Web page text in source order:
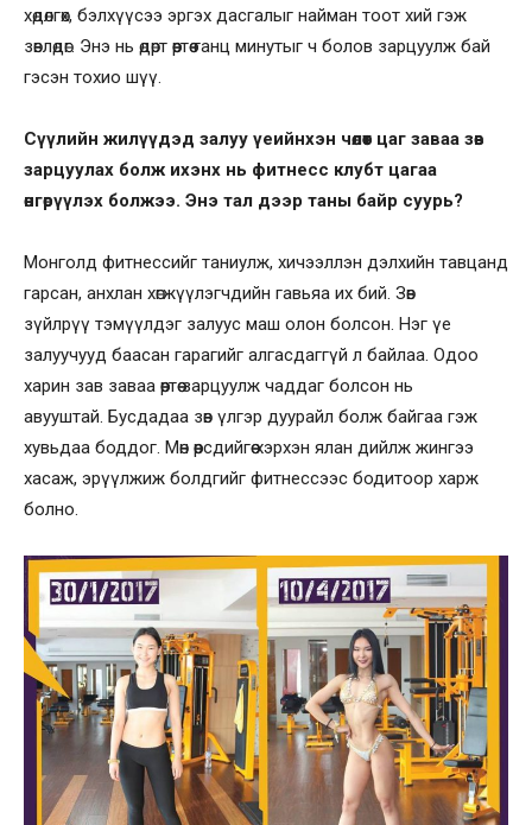
хөдөлгөх, бэлхүүсээ эргэх дасгалыг найман тоот хий гэж
зөвлөдөг. Энэ нь өдөрт өөртөө ганц минутыг ч болов зарцуулж бай
гэсэн тохио шүү.
Сүүлийн жилүүдэд залуу үеийнхэн чөлөөт цаг заваа зөв
зарцуулах болж ихэнх нь фитнесс клубт цагаа
өнгөрүүлэх болжээ. Энэ тал дээр таны байр суурь?
Монголд фитнессийг таниулж, хичээллэн дэлхийн тавцанд
гарсан, анхлан хөгжүүлэгчдийн гавьяа их бий. Зөв
зүйлрүү тэмүүлдэг залуус маш олон болсон. Нэг үе
залуучууд баасан гарагийг алгасдаггүй л байлаа. Одоо
харин зав заваа өөртөө зарцуулж чаддаг болсон нь
авууштай. Бусдадаа зөв үлгэр дуурайл болж байгаа гэж
хувьдаа боддог. Мөн өөрсдийгөө хэрхэн ялан дийлж жингээ
хасаж, эрүүлжиж болдгийг фитнессээс бодитоор харж
болно.